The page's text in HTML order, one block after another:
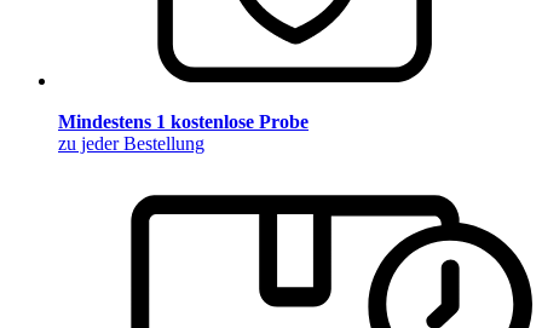
Mindestens 1 kostenlose Probe
zu jeder Bestellung